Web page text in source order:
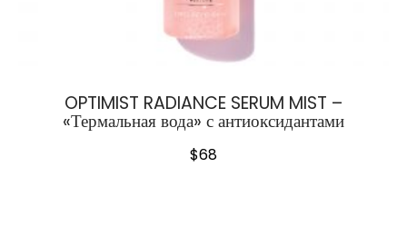
OPTIMIST RADIANCE SERUM MIST –
«Термальная вода» с антиоксидантами
$68